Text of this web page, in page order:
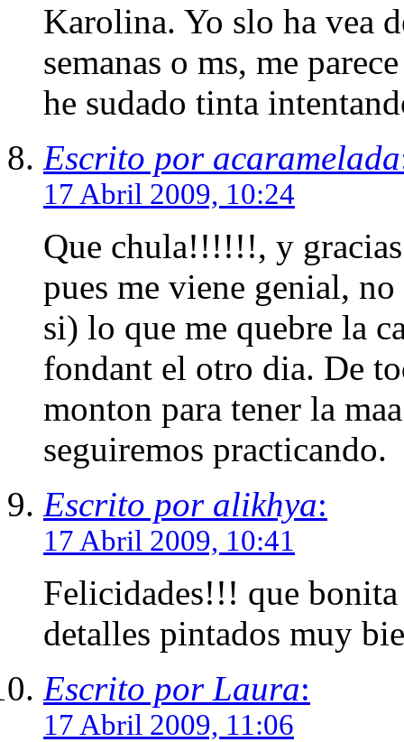
Karolina. Yo slo ha vea
semanas o ms, me
he sudado tinta
Escrito por acaramelada
17 Abril 2009, 10:24
Que chula!!!!!!, y
pues me viene genial,
si) lo que me quebre la
fondant el otro dia. De
monton para tener la
seguiremos practicando.
Escrito por alikhya:
17 Abril 2009, 10:41
Felicidades!!! que bonita
detalles pintados muy
Escrito por Laura:
17 Abril 2009, 11:06